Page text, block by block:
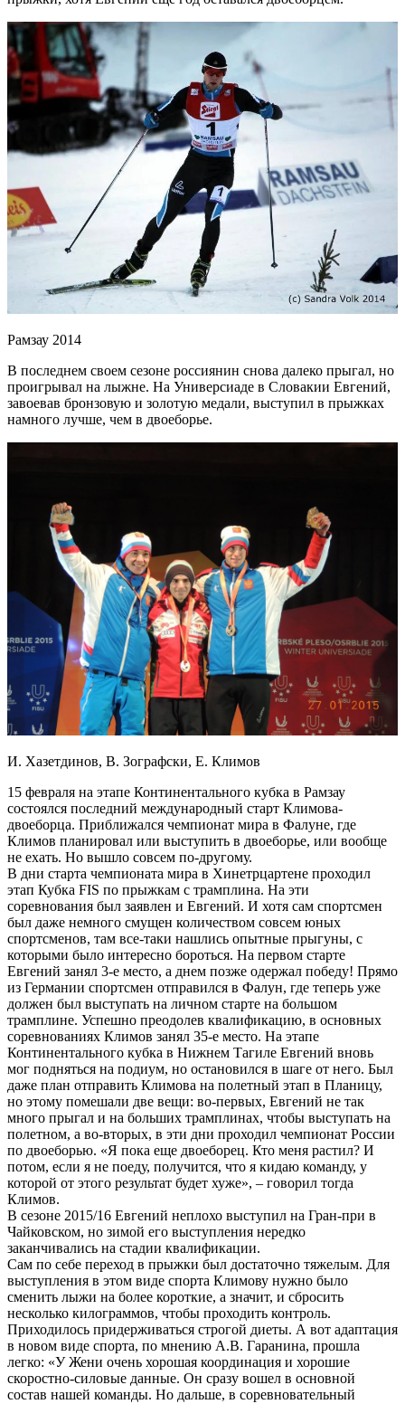
Рамзау 2014
В последнем своем сезоне россиянин снова далеко прыгал, но
проигрывал на лыжне. На Универсиаде в Словакии Евгений,
завоевав бронзовую и золотую медали, выступил в прыжках
намного лучше, чем в двоеборье.
И. Хазетдинов, В. Зографски, Е. Климов
15 февраля на этапе Континентального кубка в Рамзау
состоялся последний международный старт Климова-
двоеборца. Приближался чемпионат мира в Фалуне, где
Климов планировал или выступить в двоеборье, или вообще
не ехать. Но вышло совсем по-другому.
В дни старта чемпионата мира в Хинетрцартене проходил
этап Кубка FIS по прыжкам с трамплина. На эти
соревнования был заявлен и Евгений. И хотя сам спортсмен
был даже немного смущен количеством совсем юных
спортсменов, там все-таки нашлись опытные прыгуны, с
которыми было интересно бороться. На первом старте
Евгений занял 3-е место, а днем позже одержал победу! Прямо
из Германии спортсмен отправился в Фалун, где теперь уже
должен был выступать на личном старте на большом
трамплине. Успешно преодолев квалификацию, в основных
соревнованиях Климов занял 35-е место. На этапе
Континентального кубка в Нижнем Тагиле Евгений вновь
мог подняться на подиум, но остановился в шаге от него. Был
даже план отправить Климова на полетный этап в Планицу,
но этому помешали две вещи: во-первых, Евгений не так
много прыгал и на больших трамплинах, чтобы выступать на
полетном, а во-вторых, в эти дни проходил чемпионат России
по двоеборью. «Я пока еще двоеборец. Кто меня растил? И
потом, если я не поеду, получится, что я кидаю команду, у
которой от этого результат будет хуже», – говорил тогда
Климов.
В сезоне 2015/16 Евгений неплохо выступил на Гран-при в
Чайковском, но зимой его выступления нередко
заканчивались на стадии квалификации.
Сам по себе переход в прыжки был достаточно тяжелым. Для
выступления в этом виде спорта Климову нужно было
сменить лыжи на более короткие, а значит, и сбросить
несколько килограммов, чтобы проходить контроль.
Приходилось придерживаться строгой диеты. А вот адаптация
в новом виде спорта, по мнению А.В. Гаранина, прошла
легко: «У Жени очень хорошая координация и хорошие
скоростно-силовые данные. Он сразу вошел в основной
состав нашей команды. Но дальше, в соревновательный